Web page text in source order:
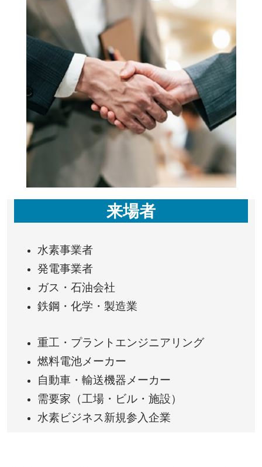
来場者
水素事業者
発電事業者
ガス・石油会社
鉄鋼・化学・製造業
重工・プラントエンジニアリング
燃料電池メーカー
自動車・輸送機器メーカー
需要家（工場・ビル・施設）
水素ビジネス新規参入企業